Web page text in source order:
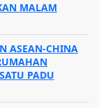
MALAM
ASEAN-CHINA
PADU